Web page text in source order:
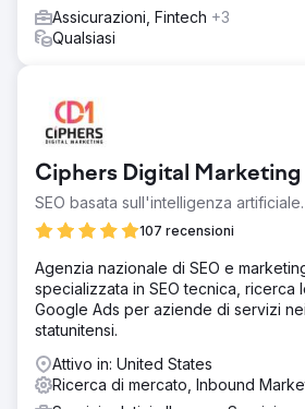
Assicurazioni, Fintech +3
Qualsiasi
Ciphers Digital Marketing
SEO basata sull'intelligenza artificiale.
107 recensioni
Agenzia nazionale di SEO e
specializzata in SEO tecnica, ricerca
Google Ads per aziende di servizi
statunitensi.
Attivo in: United States
Ricerca di mercato, Inbound